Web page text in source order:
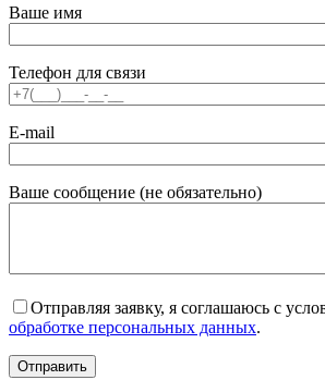
Ваше имя
Телефон для связи
E-mail
Ваше сообщение (не обязательно)
Отправляя заявку, я соглашаюсь с
обработке персональных данных.